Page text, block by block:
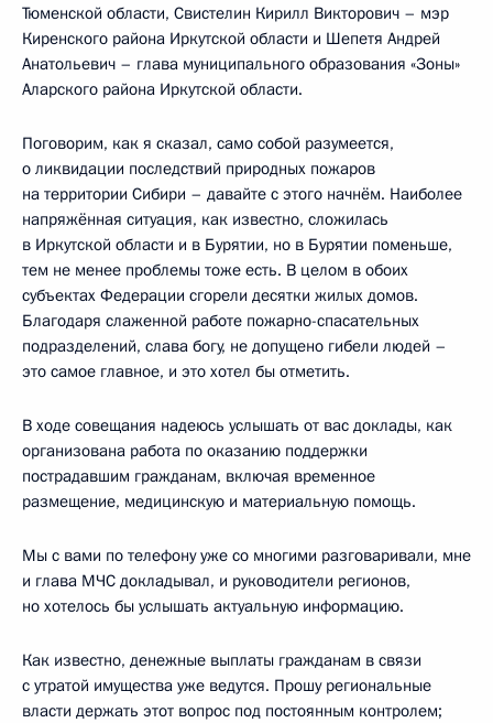
Тюменской области, Свистелин Кирилл Викторович – мэр
Киренского района Иркутской области и Шепетя Андрей
Анатольевич – глава муниципального образования «Зоны»
Аларского района Иркутской области.
Поговорим, как я сказал, само собой разумеется,
о ликвидации последствий природных пожаров
на территории Сибири – давайте с этого начнём. Наиболее
напряжённая ситуация, как известно, сложилась
в Иркутской области и в Бурятии, но в Бурятии поменьше,
тем не менее проблемы тоже есть. В целом в обоих
субъектах Федерации сгорели десятки жилых домов.
Благодаря слаженной работе пожарно-спасательных
подразделений, слава богу, не допущено гибели людей –
это самое главное, и это хотел бы отметить.
В ходе совещания надеюсь услышать от вас доклады, как
организована работа по оказанию поддержки
пострадавшим гражданам, включая временное
размещение, медицинскую и материальную помощь.
Мы с вами по телефону уже со многими разговаривали, мне
и глава МЧС докладывал, и руководители регионов,
но хотелось бы услышать актуальную информацию.
Как известно, денежные выплаты гражданам в связи
с утратой имущества уже ведутся. Прошу региональные
власти держать этот вопрос под постоянным контролем;